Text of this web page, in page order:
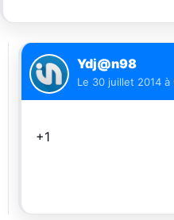
Ydj@n98
Le 30 juillet 2014 à
+1